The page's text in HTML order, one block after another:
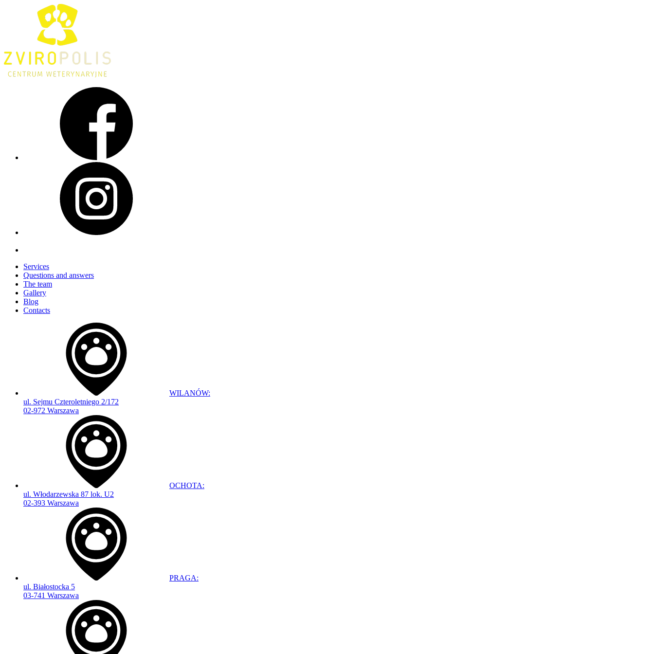
Services
Questions and answers
The team
Gallery
Blog
Contacts
WILANÓW:
ul. Sejmu Czteroletniego 2/172
02-972 Warszawa
OCHOTA:
ul. Włodarzewska 87 lok. U2
02-393 Warszawa
PRAGA:
ul. Białostocka 5
03-741 Warszawa